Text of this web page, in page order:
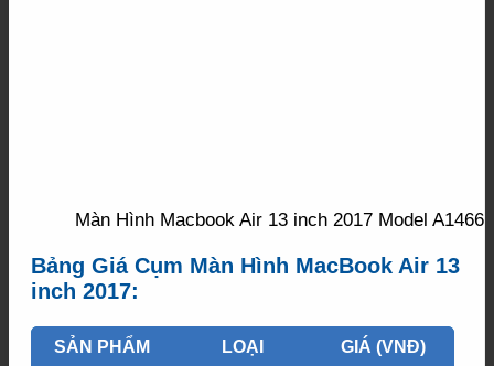
Màn Hình Macbook Air 13 inch 2017 Model A1466
Bảng Giá Cụm Màn Hình MacBook Air 13
inch 2017:
SẢN PHẨM LOẠI GIÁ (VNĐ)